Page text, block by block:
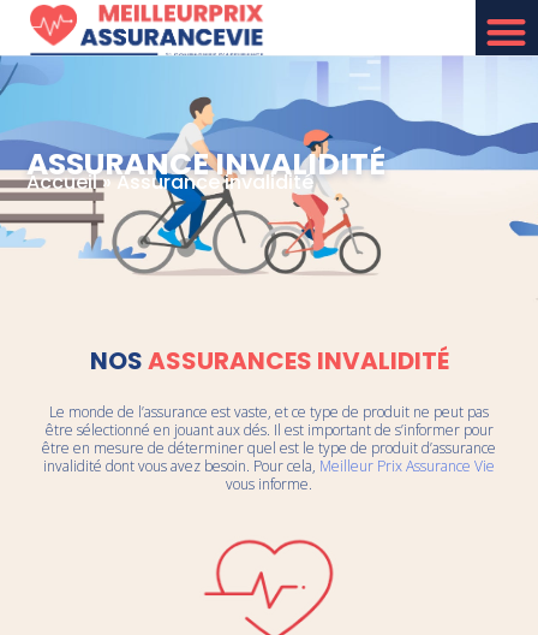
ASSURANCE INVALIDITÉ
Accueil»Assurance invalidité
NOSASSURANCES INVALIDITÉ
Le monde de l’assurance est vaste, et ce type de produit ne peut pas
être sélectionné en jouant aux dés. Il est important de s’informer pour
être en mesure de déterminer quel est le type de produit d’assurance
invalidité dont vous avez besoin. Pour cela, Meilleur Prix Assurance Vie
vous informe.